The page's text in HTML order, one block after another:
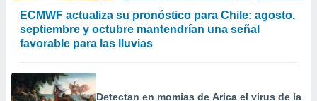
ECMWF actualiza su pronóstico para Chile: agosto,
septiembre y octubre mantendrían una señal
favorable para las lluvias
Detectan en momias de Arica el virus de la